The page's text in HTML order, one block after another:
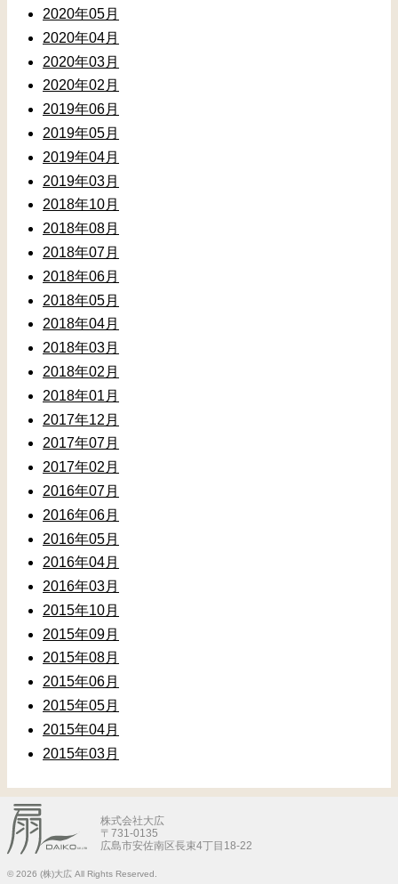
2020年05月
2020年04月
2020年03月
2020年02月
2019年06月
2019年05月
2019年04月
2019年03月
2018年10月
2018年08月
2018年07月
2018年06月
2018年05月
2018年04月
2018年03月
2018年02月
2018年01月
2017年12月
2017年07月
2017年02月
2016年07月
2016年06月
2016年05月
2016年04月
2016年03月
2015年10月
2015年09月
2015年08月
2015年06月
2015年05月
2015年04月
2015年03月
株式会社大広
〒731-0135
広島市安佐南区長束4丁目18-22
© 2026 (株)大広 All Rights Reserved.